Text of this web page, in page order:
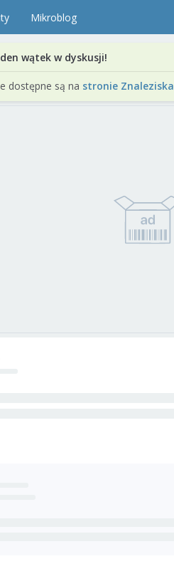
Mikroblog
wątek w dyskusji!
dostępne są na stronie Znaleziska